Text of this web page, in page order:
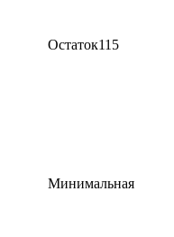
Остаток115
Минимальная